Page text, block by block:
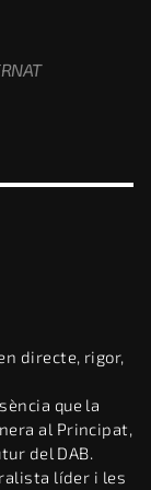
directe, rigor,
que la
al Principat,
del DAB.
líder i les